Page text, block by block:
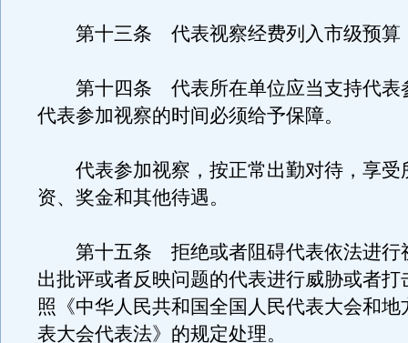
第十三条 代表视察经费列入市级预算
第十四条 代表所在单位应当支持代表
代表参加视察的时间必须给予保障。
代表参加视察，按正常出勤对待，享受
资、奖金和其他待遇。
第十五条 拒绝或者阻碍代表依法进行
出批评或者反映问题的代表进行威胁或者打
照《中华人民共和国全国人民代表大会和地
表大会代表法》的规定处理。